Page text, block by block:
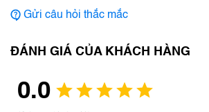
Gửi câu hỏi thắc mắc
ĐÁNH GIÁ CỦA KHÁCH HÀNG
0.0